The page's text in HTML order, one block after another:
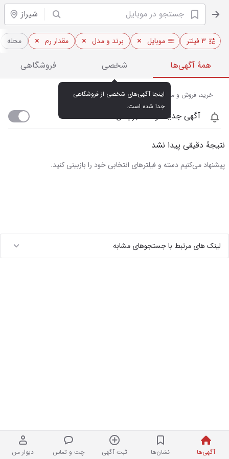
شیراز
آگهی‌ها نشان‌ها ثبت آگهی چت و تماس دیوار من
۳ فیلتر موبایل برند و مدل مقدار رم محله
همهٔ آگهی‌ها شخصی فروشگاهی
جدا شده است.
خرید، فروش و مشاهده قیمت روز موبایل در شیراز
آگهی جدید اومد خبرم کن
نتیجهٔ دقیقی پیدا نشد
پیشنهاد می‌کنیم دسته و فیلترهای انتخابی خود را بازبینی کنید.
لینک های مرتبط با جستجوهای مشابه